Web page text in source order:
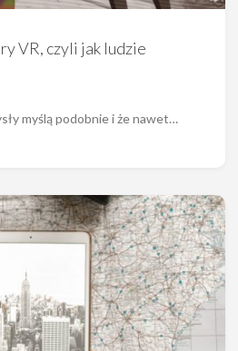
VR, czyli jak ludzie
myślą podobnie i że nawet…